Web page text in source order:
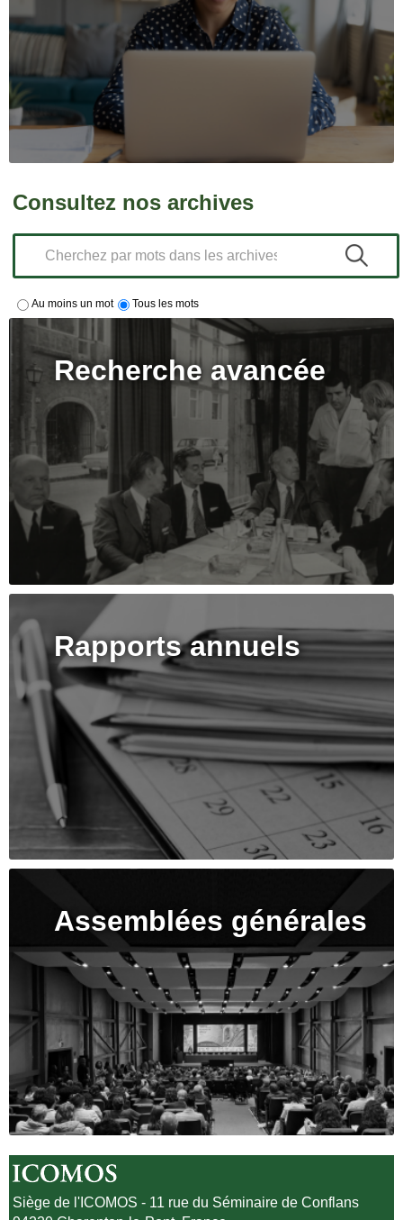
Consultez nos archives
Au moins un mot Tous les mots
Recherche avancée
Rapports annuels
Assemblées générales
Siège de l'ICOMOS - 11 rue du Séminaire de Conflans